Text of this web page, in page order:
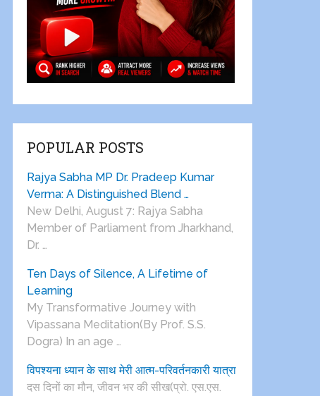
POPULAR POSTS
Rajya Sabha MP Dr. Pradeep Kumar
Verma: A Distinguished Blend …
New Delhi, August 7: Rajya Sabha
Member of Parliament from Jharkhand,
Dr. …
Ten Days of Silence, A Lifetime of
Learning
My Transformative Journey with
Vipassana Meditation(By Prof. S.S.
Dogra) In an age …
विपश्यना ध्यान के साथ मेरी आत्म-परिवर्तनकारी यात्रा
दस दिनों का मौन, जीवन भर की सीख(प्रो. एस.एस.